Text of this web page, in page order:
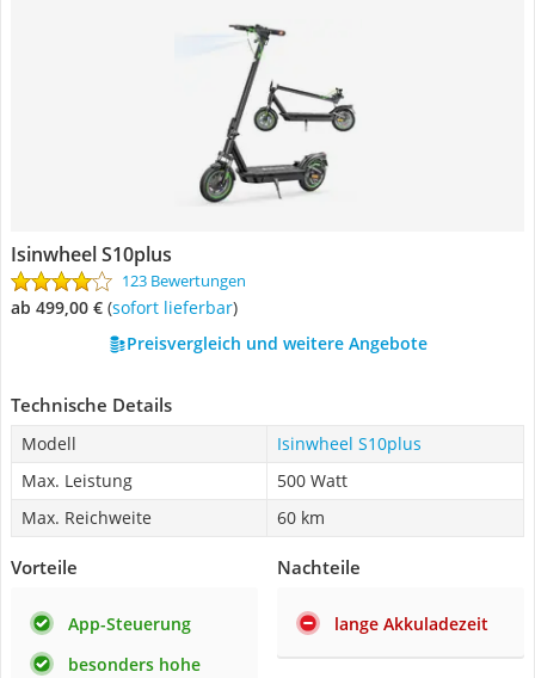
Isinwheel S10plus
123 Bewertungen
ab 499,00 € ( Sofort lieferbar)
Preisvergleich und weitere Angebote
Technische Details
Modell
Isinwheel S10plus
Max. Leistung
500 Watt
Max. Reichweite
60 km
Vorteile
App-Steuerung
besonders hohe
Nachteile
lange Akkuladezeit